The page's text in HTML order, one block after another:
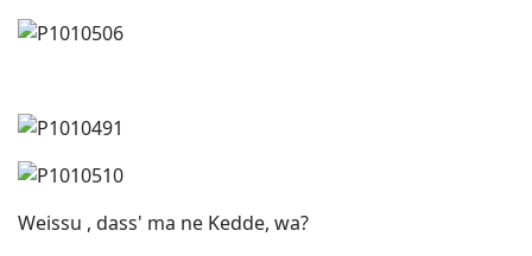
Weissu , dass' ma ne Kedde, wa?